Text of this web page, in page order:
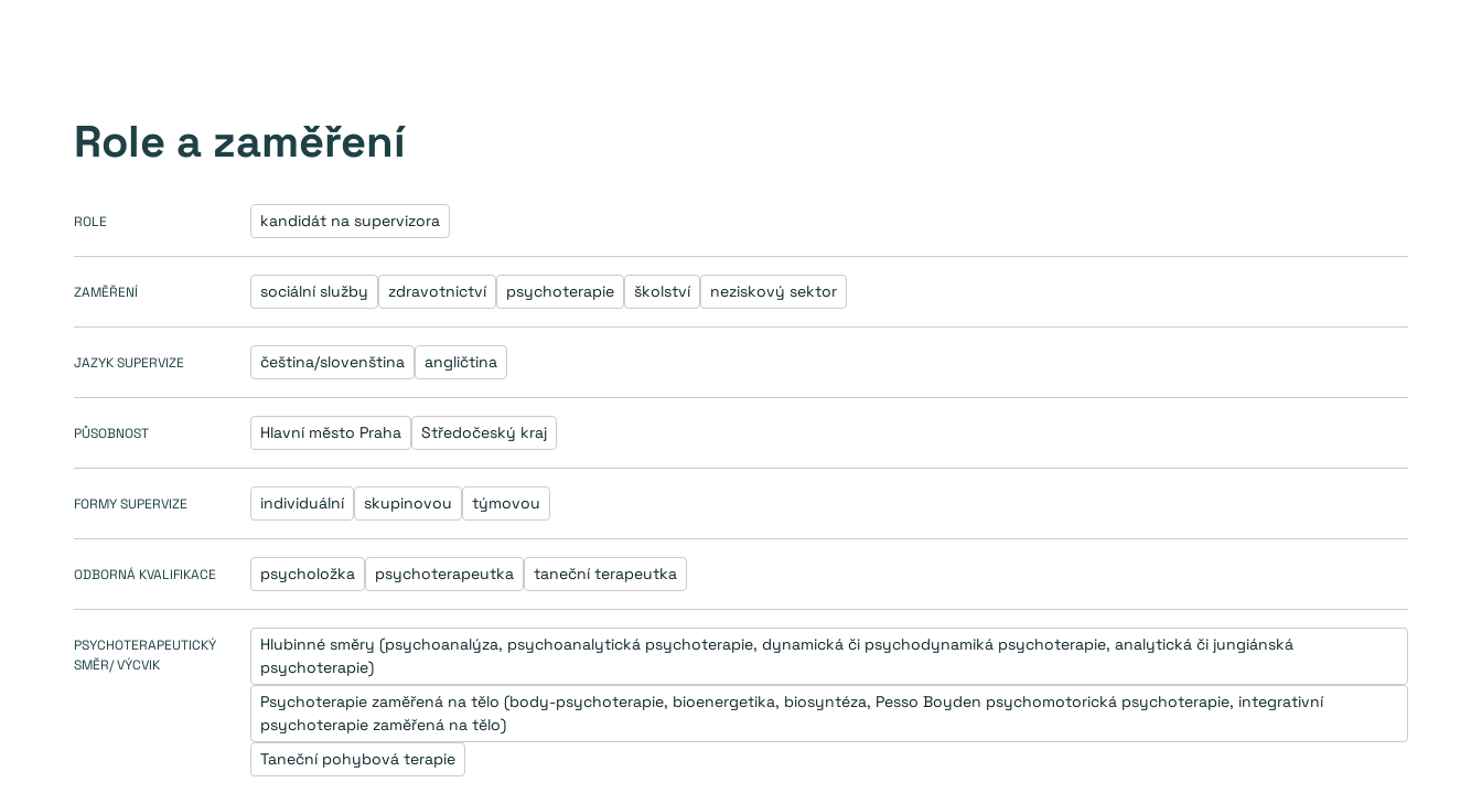
Role a zaměření
ROLE kandidát na supervizora
ZAMĚŘENÍ sociální služby zdravotnictví psychoterapie školství neziskový sektor
JAZYK SUPERVIZE čeština/slovenština angličtina
PŮSOBNOST Hlavní město Praha Středočeský kraj
FORMY SUPERVIZE individuální skupinovou týmovou
ODBORNÁ KVALIFIKACE psycholožka psychoterapeutka taneční terapeutka
PSYCHOTERAPEUTICKÝ
SMĚR/ VÝCVIK
Hlubinné směry (psychoanalýza, psychoanalytická psychoterapie, dynamická či psychodynamiká psychoterapie, analytická či jungiánská
psychoterapie)
Psychoterapie zaměřená na tělo (body-psychoterapie, bioenergetika, biosyntéza, Pesso Boyden psychomotorická psychoterapie, integrativní
psychoterapie zaměřená na tělo)
Taneční pohybová terapie